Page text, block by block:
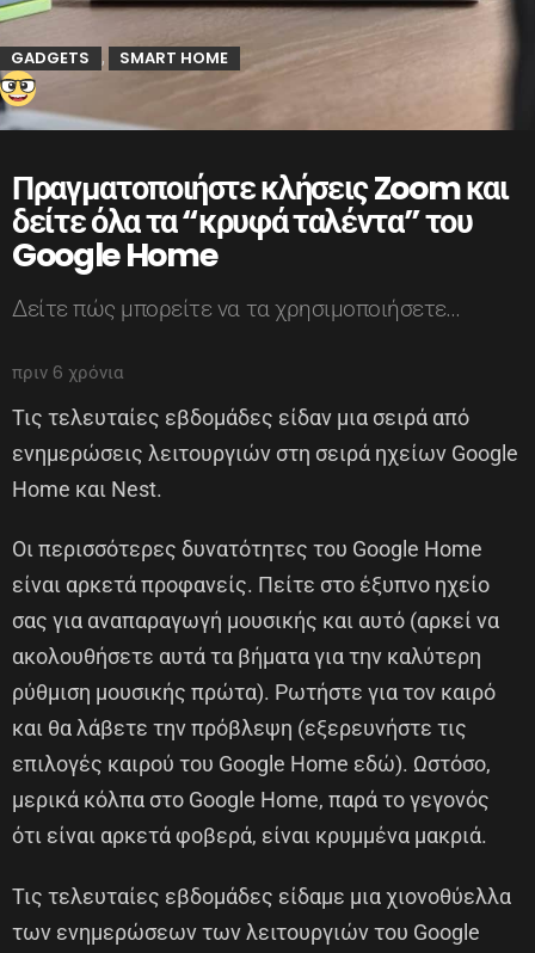
GADGETS , SMART HOME
Πραγματοποιήστε κλήσεις Zoom και
δείτε όλα τα “κρυφά ταλέντα” του
Google Home
Δείτε πώς μπορείτε να τα χρησιμοποιήσετε…
πριν 6 χρόνια
Τις τελευταίες εβδομάδες είδαν μια σειρά από
ενημερώσεις λειτουργιών στη σειρά ηχείων Google
Home και Nest.
Οι περισσότερες δυνατότητες του Google Home
είναι αρκετά προφανείς. Πείτε στο έξυπνο ηχείο
σας για αναπαραγωγή μουσικής και αυτό (αρκεί να
ακολουθήσετε αυτά τα βήματα για την καλύτερη
ρύθμιση μουσικής πρώτα). Ρωτήστε για τον καιρό
και θα λάβετε την πρόβλεψη (εξερευνήστε τις
επιλογές καιρού του Google Home εδώ). Ωστόσο,
μερικά κόλπα στο Google Home, παρά το γεγονός
ότι είναι αρκετά φοβερά, είναι κρυμμένα μακριά.
Τις τελευταίες εβδομάδες είδαμε μια χιονοθύελλα
των ενημερώσεων των λειτουργιών του Google